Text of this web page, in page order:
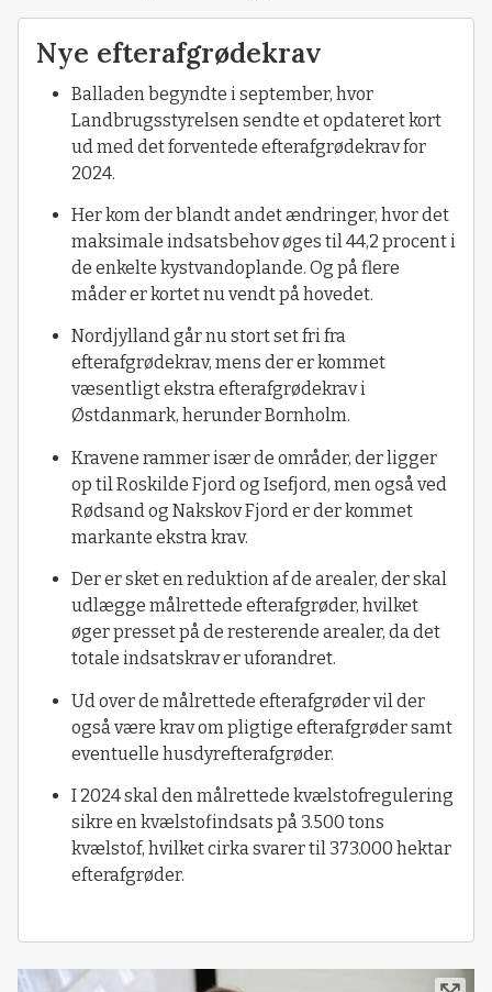
Nye efterafgrødekrav
Balladen begyndte i september, hvor
Landbrugsstyrelsen sendte et opdateret kort
ud med det forventede efterafgrødekrav for
2024.
Her kom der blandt andet ændringer, hvor det
maksimale indsatsbehov øges til 44,2 procent i
de enkelte kystvandoplande. Og på flere
måder er kortet nu vendt på hovedet.
Nordjylland går nu stort set fri fra
efterafgrødekrav, mens der er kommet
væsentligt ekstra efterafgrødekrav i
Østdanmark, herunder Bornholm.
Kravene rammer især de områder, der ligger
op til Roskilde Fjord og Isefjord, men også ved
Rødsand og Nakskov Fjord er der kommet
markante ekstra krav.
Der er sket en reduktion af de arealer, der skal
udlægge målrettede efterafgrøder, hvilket
øger presset på de resterende arealer, da det
totale indsatskrav er uforandret.
Ud over de målrettede efterafgrøder vil der
også være krav om pligtige efterafgrøder samt
eventuelle husdyrefterafgrøder.
I 2024 skal den målrettede kvælstofregulering
sikre en kvælstofindsats på 3.500 tons
kvælstof, hvilket cirka svarer til 373.000 hektar
efterafgrøder.